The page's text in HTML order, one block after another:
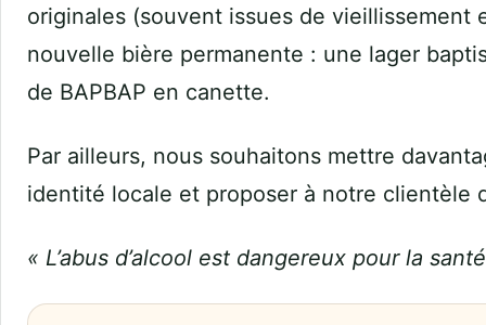
originales (souvent issues de
nouvelle bière permanente : une lager
de BAPBAP en canette.
Par ailleurs, nous souhaitons mettre
identité locale et proposer à notre clientèle
« L’abus d’alcool est dangereux pour la